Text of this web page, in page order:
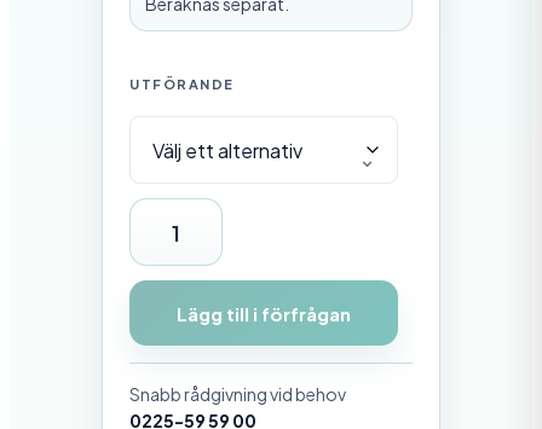
UTFÖRANDE
U
t
l
i
g
g
Lägg till i förfrågan
Snabb rådgivning vid behov
0225-59 59 00